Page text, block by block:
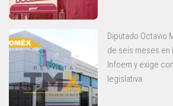
Diputado Octavio
de seis meses en
Infoem y exige
legislativa